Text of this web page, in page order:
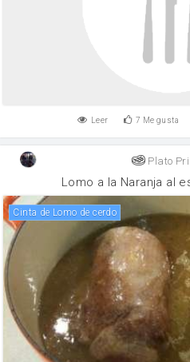
Leer 7 Me gusta
Plato
Lomo a la Naranja al
Cinta de Lomo de cerdo